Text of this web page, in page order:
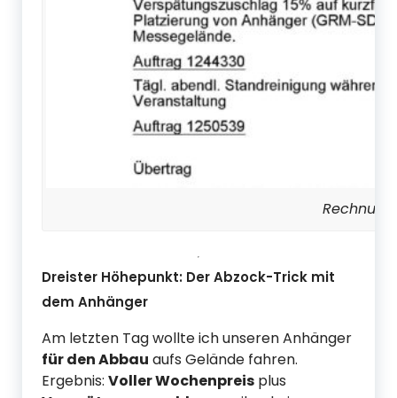
Dreister Höhepunkt: Der Abzock-Trick mit
dem Anhänger
Am letzten Tag wollte ich unseren Anhänger
für den Abbau aufs Gelände fahren.
Ergebnis: Voller Wochenpreis plus